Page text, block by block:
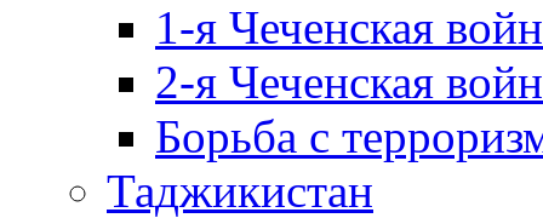
1-я Чеченская
2-я Чеченская
Борьба с
Таджикистан